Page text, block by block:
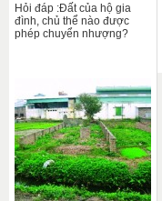
Hỏi đáp :Đất của hộ gia
đình, chủ thể nào được
phép chuyển nhượng?